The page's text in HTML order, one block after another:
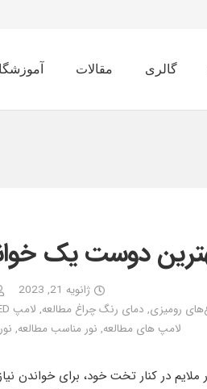
گالری مقالات
دوست یک
ژانویه 21, 2023
رومیزی, دمای رنگ چراغ مطالعه, لامپ LED
لامپ های مطالعه, نور مناسب مطالعه,
در کنار تخت خود، برای خواندن